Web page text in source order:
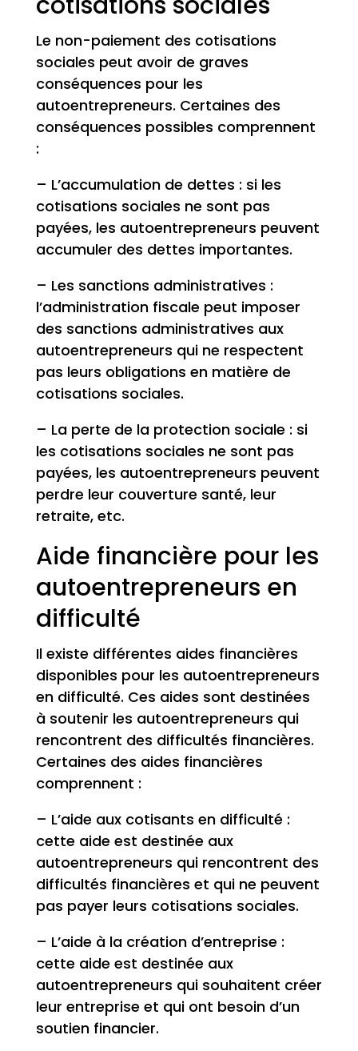
Le non-paiement des cotisations
sociales peut avoir de graves
conséquences pour les
autoentrepreneurs. Certaines des
conséquences possibles comprennent
:
– L’accumulation de dettes : si les
cotisations sociales ne sont pas
payées, les autoentrepreneurs peuvent
accumuler des dettes importantes.
– Les sanctions administratives :
l’administration fiscale peut imposer
des sanctions administratives aux
autoentrepreneurs qui ne respectent
pas leurs obligations en matière de
cotisations sociales.
– La perte de la protection sociale : si
les cotisations sociales ne sont pas
payées, les autoentrepreneurs peuvent
perdre leur couverture santé, leur
retraite, etc.
Aide financière pour les
autoentrepreneurs en
difficulté
Il existe différentes aides financières
disponibles pour les autoentrepreneurs
en difficulté. Ces aides sont destinées
à soutenir les autoentrepreneurs qui
rencontrent des difficultés financières.
Certaines des aides financières
comprennent :
– L’aide aux cotisants en difficulté :
cette aide est destinée aux
autoentrepreneurs qui rencontrent des
difficultés financières et qui ne peuvent
pas payer leurs cotisations sociales.
– L’aide à la création d’entreprise :
cette aide est destinée aux
autoentrepreneurs qui souhaitent créer
leur entreprise et qui ont besoin d’un
soutien financier.